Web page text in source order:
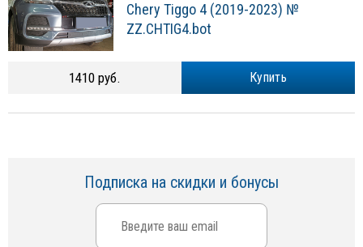
Chery Tiggo 4 (2019-2023) №
ZZ.CHTIG4.bot
Купить
1410 руб.
Подписка на скидки и бонусы